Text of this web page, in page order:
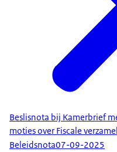
Beslisnota bij Kamerbrief
moties over Fiscale
Beleidsnota07-09-2025